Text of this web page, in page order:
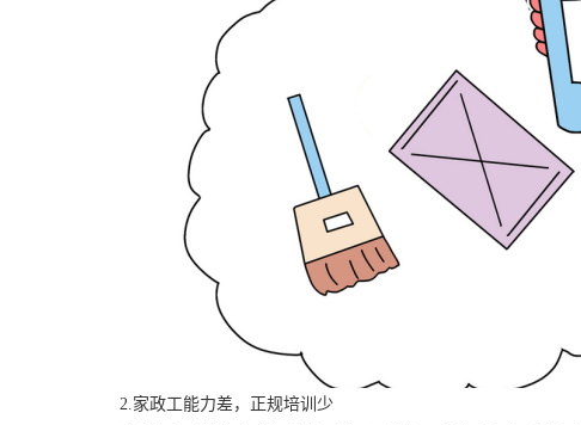
2.家政工能力差，正规培训少